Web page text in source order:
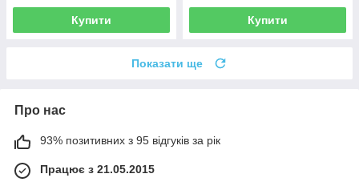
Купити Купити
Показати ще
Про нас
93% позитивних з 95 відгуків за рік
Працює з 21.05.2015